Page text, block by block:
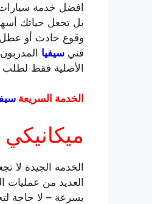
افضل خدمة
بل تجعل حياتك
وقوع حادث أو
فني سيفيا
الأصلية فقط
الخدمة السريعة
الخدمة الجيدة لا
العديد من عمليات
بسرعة – لا حاجة